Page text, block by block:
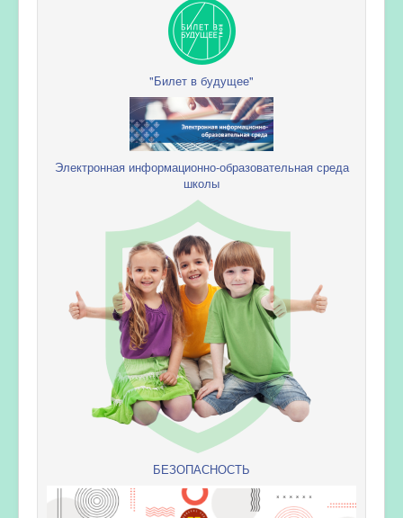
"Билет в будущее"
Электронная информационно-образовательная среда
школы
БЕЗОПАСНОСТЬ